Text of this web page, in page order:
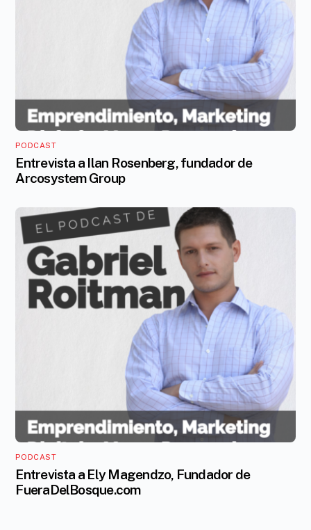
PODCAST
Entrevista a Ilan Rosenberg, fundador de
Arcosystem Group
PODCAST
Entrevista a Ely Magendzo, Fundador de
FueraDelBosque.com